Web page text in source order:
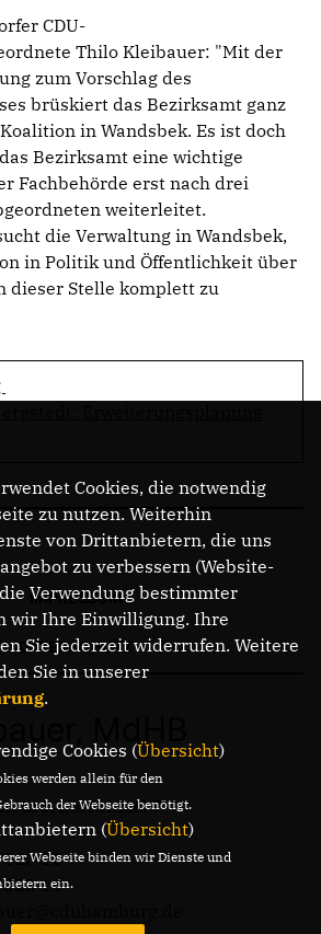
CDU-
Thilo Kleibauer: "Mit der
zum Vorschlag des
brüskiert das Bezirksamt ganz
in Wandsbek. Es ist doch
Bezirksamt eine wichtige
Fachbehörde erst nach drei
weiterleitet.
die Verwaltung in Wandsbek,
in Politik und Öffentlichkeit über
dieser Stelle komplett zu
IMPRESSUM
DATENSCHUTZ
Dorfwinkel 7
323 15
323 18
Cookies, die notwendig
zu nutzen. Weiterhin
von Drittanbietern, die uns
zu verbessern (Website-
Verwendung bestimmter
wir Ihre Einwilligung. Ihre
Sie jederzeit widerrufen. Weitere
Sie in unserer
.
Cookies (Übersicht)
werden allein für den
der Webseite benötigt.
(Übersicht)
Webseite binden wir Dienste und
ein.